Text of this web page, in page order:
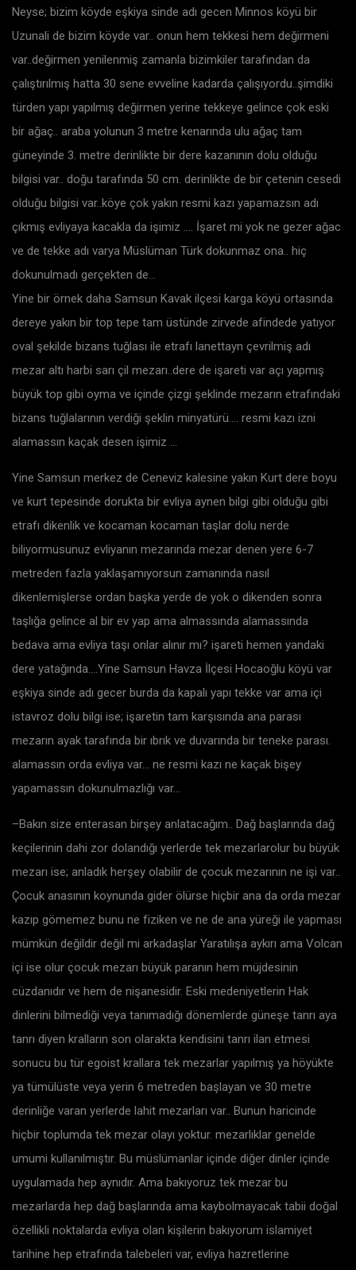
Neyse; bizim köyde eşkiya sinde adı gecen Minnos köyü bir
Uzunali de bizim köyde var.. onun hem tekkesi hem değirmeni
var..değirmen yenilenmiş zamanla bizimkiler tarafından da
çalıştırılmış hatta 30 sene evveline kadarda çalışıyordu..şimdiki
türden yapı yapılmış değirmen yerine tekkeye gelince çok eski
bir ağaç.. araba yolunun 3 metre kenarında ulu ağaç tam
güneyinde 3. metre derinlikte bir dere kazanının dolu olduğu
bilgisi var.. doğu tarafında 50 cm. derinlikte de bir çetenin cesedi
olduğu bilgisi var..köye çok yakın resmi kazı yapamazsın adı
çıkmış evliyaya kacakla da işimiz …. İşaret mi yok ne gezer ağac
ve de tekke adı varya Müslüman Türk dokunmaz ona.. hiç
dokunulmadı gerçekten de…
Yine bir örnek daha Samsun Kavak ilçesi karga köyü ortasında
dereye yakın bir top tepe tam üstünde zirvede afindede yatıyor
oval şekilde bizans tuğlası ile etrafı lanettayn çevrilmiş adı
mezar altı harbi sarı çil mezarı..dere de işareti var açı yapmış
büyük top gibi oyma ve içinde çizgi şeklinde mezarın etrafındaki
bizans tuğlalarının verdiği şeklin minyatürü…. resmi kazı izni
alamassın kaçak desen işimiz …
Yine Samsun merkez de Ceneviz kalesine yakın Kurt dere boyu
ve kurt tepesinde dorukta bir evliya aynen bilgi gibi olduğu gibi
etrafı dikenlik ve kocaman kocaman taşlar dolu nerde
biliyormusunuz evliyanın mezarında mezar denen yere 6-7
metreden fazla yaklaşamıyorsun zamanında nasıl
dikenlemişlerse ordan başka yerde de yok o dikenden sonra
taşlığa gelince al bir ev yap ama almassında alamassında
bedava ama evliya taşı onlar alınır mı? işareti hemen yandaki
dere yatağında….Yine Samsun Havza İlçesi Hocaoğlu köyü var
eşkiya sinde adı gecer burda da kapalı yapı tekke var ama içi
istavroz dolu bilgi ise; işaretin tam karşısında ana parası
mezarın ayak tarafında bir ıbrık ve duvarında bir teneke parası.
alamassın orda evliya var… ne resmi kazı ne kaçak bişey
yapamassın dokunulmazlığı var…
–Bakın size enterasan birşey anlatacağım.. Dağ başlarında dağ
keçilerinin dahi zor dolandığı yerlerde tek mezarlarolur bu büyük
mezarı ise; anladık herşey olabilir de çocuk mezarının ne işi var..
Çocuk anasının koynunda gider ölürse hiçbir ana da orda mezar
kazıp gömemez bunu ne fiziken ve ne de ana yüreği ile yapması
mümkün değildir değil mi arkadaşlar Yaratılışa aykırı ama Volcan
içi ise olur çocuk mezarı büyük paranın hem müjdesinin
cüzdanıdır ve hem de nişanesidir. Eski medeniyetlerin Hak
dinlerini bilmediği veya tanımadığı dönemlerde güneşe tanrı aya
tanrı diyen kralların son olarakta kendisini tanrı ilan etmesi
sonucu bu tür egoist krallara tek mezarlar yapılmış ya höyükte
ya tümülüste veya yerin 6 metreden başlayan ve 30 metre
derinliğe varan yerlerde lahit mezarları var.. Bunun haricinde
hiçbir toplumda tek mezar olayı yoktur. mezarlıklar genelde
umumi kullanılmıştır. Bu müslümanlar içinde diğer dinler içinde
uygulamada hep aynıdır. Ama bakıyoruz tek mezar bu
mezarlarda hep dağ başlarında ama kaybolmayacak tabii doğal
özellikli noktalarda evliya olan kişilerin bakıyorum islamiyet
tarihine hep etrafında talebeleri var, evliya hazretlerine